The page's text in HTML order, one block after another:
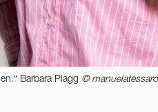
Barbara Plagg ©